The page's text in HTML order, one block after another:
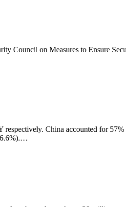
Council on Measures to Ensure
China accounted for